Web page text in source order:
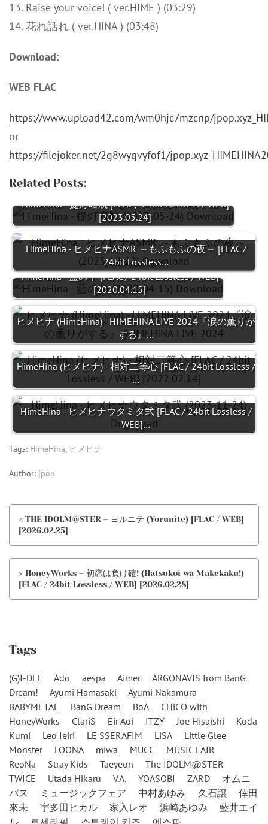
13. Raise your voice! ( ver.HIME ) (03:29)
14. 花れ話れ ( ver.HINA ) (03:48)
Download:
WEB FLAC
https://www.upload42.com/wm0hjc7mzcnp/
or
https://filejoker.net/2g8wyqvyfof1/
Related Posts:
HimeHina - 提灯暗航 [FLAC / 24bit Lossless / WEB]
[2023.05.24]
HimeHina - ヒメヒナASMR ～もふもふの夜～ [FLAC /
24bit Lossless…
HimeHina - 藍の華 [FLAC / 24bit Lossless / WEB]
[2020.04.15]
ヒメヒナ (HimeHina) - HIMEHINA LIVE 2024『涙の薫りが
する』…
HimeHina (ヒメヒナ) - 相対二等心 [FLAC / 24bit Lossless /
…
HimeHina - ヒメヒナウタミタ弐 [FLAC / 24bit Lossless /
WEB]…
Tags: HimeHina, ヒメヒナ
Author: jpop
< THE IDOLM@STER – ヨルニテ (Yorunite) [FLAC / WEB]
[2026.02.25]
> HoneyWorks – 初恋は負け確! (Hatsukoi wa Makekaku!)
[FLAC / 24bit Lossless / WEB] [2026.02.28]
Tags
(G)I-DLE Ado aespa Aimer
ARGONAVIS from BanG
Dream!
Ayumi Hamasaki
Ayumi Nakamura
BABYMETAL
BanG Dream BoA
CHiCO with
HoneyWorks
ClariS Eir Aoi ITZY Joe Hisaishi
Koda
Kumi
Leo Ieiri LE SSERAFIM LiSA
Little Glee
Monster
LOONA miwa MUCC
MUSIC FAIR
ReoNa
Stray Kids Taeyeon
The IDOLM@STER
TWICE
Utada Hikaru V.A. YOASOBI ZARD
オムニ
バス
ミュージックフェア 中村あゆみ 久石譲
倖田
來未
宇多田ヒカル 家入レオ 浜崎あゆみ
藍井エイ
ル
르세라핌 스트레이 키즈 에스파